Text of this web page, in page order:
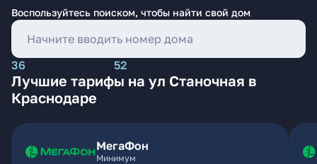
Воспользуйтесь поиском, чтобы найти свой дом
36 52
Лучшие тарифы на ул Станочная в
Краснодаре
МегаФон
Минимум